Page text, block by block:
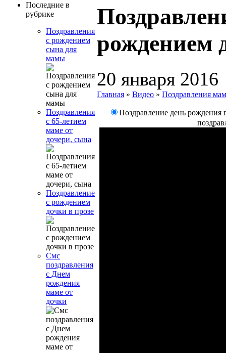
Последние в
рубрике
Поздравления
с рождением
сына для
мамы
Поздравления
с 65-летием
маме от
дочери, сына
Поздравление
с рождением
дочки в прозе
Смс
поздравления
с Днем
рождения
маме от
дочки
рождением
20 января 2016
Главная » Видео » Поздравления
Поздравление день рождения